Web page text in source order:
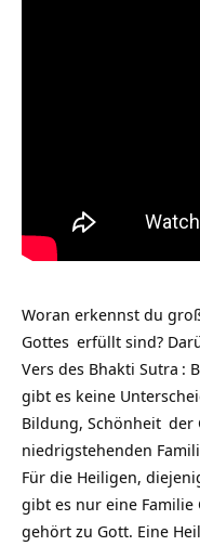
Woran erkennst du
Gottes erfüllt sind?
Vers des Bhakti Sutra :
gibt es keine
Bildung, Schönheit der
niedrigstehenden
Für die Heiligen,
gibt es nur eine Familie
gehört zu Gott. Eine